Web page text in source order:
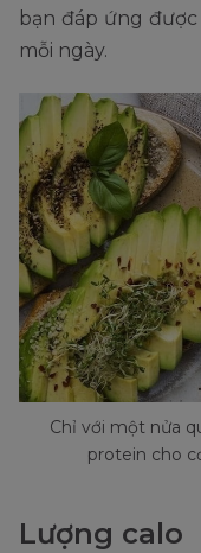
bạn đáp ứng
mỗi ngày.
Chỉ với một nửa
protein cho
Lượng calo